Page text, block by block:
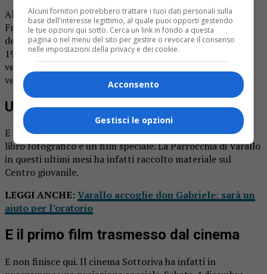
Alle 18 seguirà la messa presieduta dal vescovo di Novara,
Franco Giulio Brambilla, con la presenza dei coadiutori
dell’oratorio dal 1971 a oggi. La serata continuerà alle
19.30 a Sottoriva, con la cena dell’anniversario per le
vecchie e le nuove generazioni di animatori insieme al
vescovo e ai coadiutori.
Un libro fotografico
E sempre per i 50 anni del “Pastore” ci saranno anche un
libro fotografico e un film speciale. La Parrocchia di Varallo
in questi ultimi mesi ha infatti raccolto materiale sul
Centro giovanile.
LEGGI ANCHE:Varallo accoglie don Gabriele: sarà un
aiuto per l’oratorio
E il primo film trasmesso dal cinema
E non finisce qui. Il cinema Sottoriva ha infatti in
Alcuni fornitori potrebbero trattare i tuoi dati personali sulla
base dell'interesse legittimo, al quale puoi opporti gestendo
le tue opzioni qui sotto. Cerca un link in fondo a questa
pagina o nel menu del sito per gestire o revocare il consenso
nelle impostazioni della privacy e dei cookie.
Acconsento
Gestisci le opzioni